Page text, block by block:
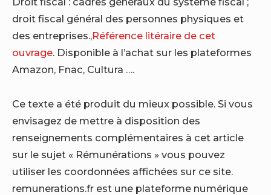
droit fiscal général des personnes physiques et
des entreprises.,Référence litéraire de cet
ouvrage. Disponible à l’achat sur les plateformes
Amazon, Fnac, Cultura ….
Ce texte a été produit du mieux possible. Si vous
envisagez de mettre à disposition des
renseignements complémentaires à cet article
sur le sujet « Rémunérations » vous pouvez
utiliser les coordonnées affichées sur ce site.
remunerations.fr est une plateforme numérique